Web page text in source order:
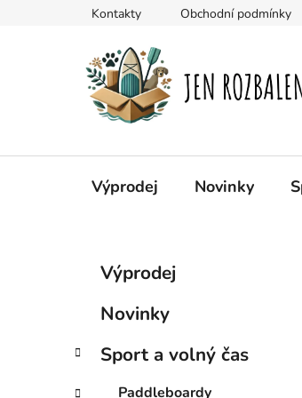
Kontakty Obchodní podmínky
Výprodej Novinky
r
Přeskočit
kategorie
o
Výprodej
Novinky
Sport a volný čas
Paddleboardy